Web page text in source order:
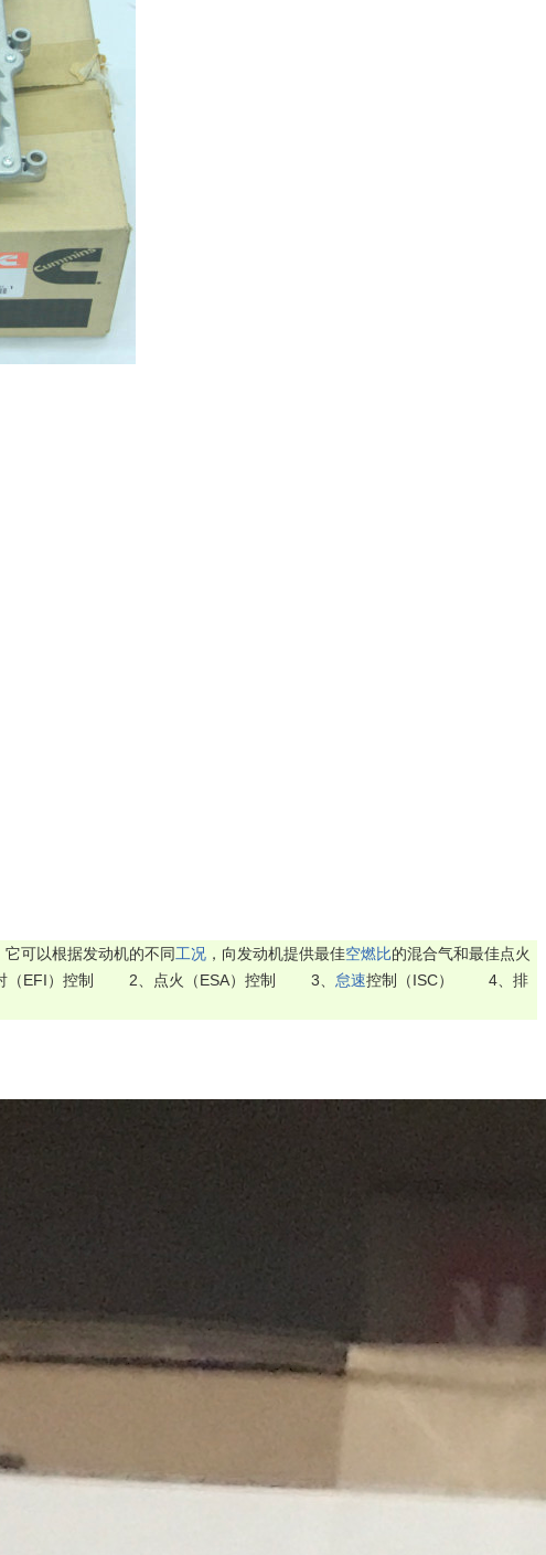
可以根据发动机的不同工况 ，向发动机提供最佳空燃比的混合气和最佳点火
EFI）控制        2、点火（ESA）控制        3、 怠速控制（ISC）        4、排